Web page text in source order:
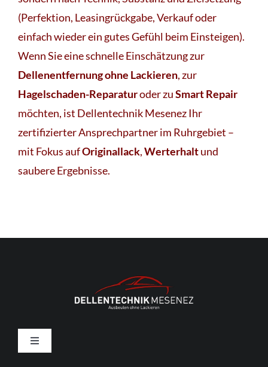
(Perfektion, Leasingrückgabe, Verkauf oder
einfach wieder ein gutes Gefühl beim Einsteigen).
Wenn Sie eine schnelle Einschätzung zur
Dellenentfernung ohne Lackieren, zur
Hagelschaden-Reparaturoder zuSmart Repair
möchten, ist Dellentechnik Mesenez Ihr
zertifizierter Ansprechpartner im Ruhrgebiet –
mit Fokus aufOriginallack,Werterhaltund
saubere Ergebnisse.
Toggle